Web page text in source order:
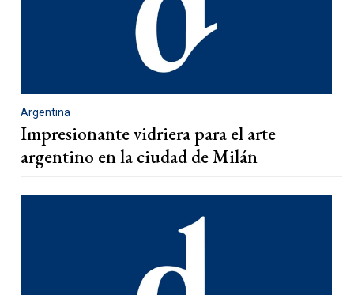
Argentina
Impresionante vidriera para el arte
argentino en la ciudad de Milán